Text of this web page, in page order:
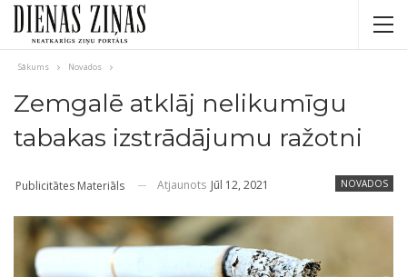
Sākums Novados
Zemgalē atklāj nelikumīgu
tabakas izstrādājumu ražotni
NOVADOS
Publicitātes Materiāls Atjaunots Jūl 12, 2021